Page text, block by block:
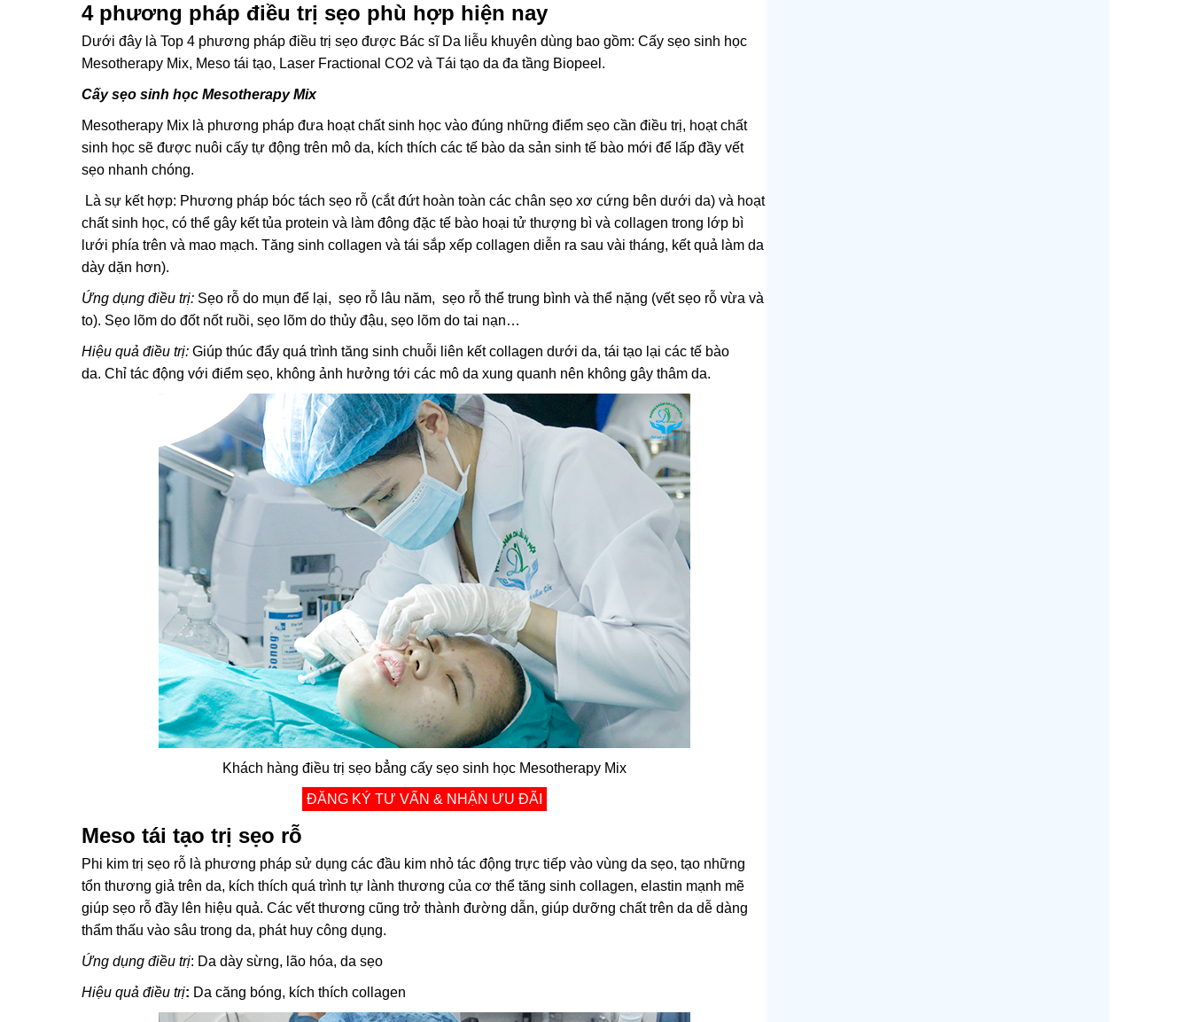
4 phương pháp điều trị sẹo phù hợp hiện nay
Dưới đây là Top 4 phương pháp điều trị sẹo được Bác sĩ Da liễu khuyên dùng bao gồm: Cấy sẹo sinh học
Mesotherapy Mix, Meso tái tạo, Laser Fractional CO2 và Tái tạo da đa tầng Biopeel.
Cấy sẹo sinh học Mesotherapy Mix
Mesotherapy Mix là phương pháp đưa hoạt chất sinh học vào đúng những điểm sẹo cần điều trị, hoạt chất
sinh học sẽ được nuôi cấy tự động trên mô da, kích thích các tế bào da sản sinh tế bào mới để lấp đầy vết
sẹo nhanh chóng.
Là sự kết hợp: Phương pháp bóc tách sẹo rỗ (cắt đứt hoàn toàn các chân sẹo xơ cứng bên dưới da) và hoạt
chất sinh học, có thể gây kết tủa protein và làm đông đặc tế bào hoại tử thượng bì và collagen trong lớp bì
lưới phía trên và mao mạch. Tăng sinh collagen và tái sắp xếp collagen diễn ra sau vài tháng, kết quả làm da
dày dặn hơn).
Ứng dụng điều trị: Sẹo rỗ do mụn để lại, sẹo rỗ lâu năm, sẹo rỗ thể trung bình và thể nặng (vết sẹo rỗ vừa và
to). Sẹo lõm do đốt nốt ruồi, sẹo lõm do thủy đậu, sẹo lõm do tai nạn…
Hiệu quả điều trị: Giúp thúc đẩy quá trình tăng sinh chuỗi liên kết collagen dưới da, tái tạo lại các tế bào
da. Chỉ tác động với điểm sẹo, không ảnh hưởng tới các mô da xung quanh nên không gây thâm da.
Khách hàng điều trị sẹo bẳng cấy sẹo sinh học Mesotherapy Mix
ĐĂNG KÝ TƯ VẤN & NHẬN ƯU ĐÃI
Meso tái tạo trị sẹo rỗ
Phi kim trị sẹo rỗ là phương pháp sử dụng các đầu kim nhỏ tác động trực tiếp vào vùng da sẹo, tạo những
tổn thương giả trên da, kích thích quá trình tự lành thương của cơ thể tăng sinh collagen, elastin mạnh mẽ
giúp sẹo rỗ đầy lên hiệu quả. Các vết thương cũng trở thành đường dẫn, giúp dưỡng chất trên da dễ dàng
thẩm thấu vào sâu trong da, phát huy công dụng.
Ứng dụng điều trị: Da dày sừng, lão hóa, da sẹo
Hiệu quả điều trị: Da căng bóng, kích thích collagen